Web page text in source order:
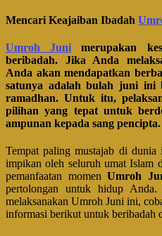
Mencari Keajaiban Ibadah
Umroh Juni merupakan
beribadah. Jika Anda
Anda akan mendapatkan
satunya adalah bulah juni ini
ramadhan. Untuk itu,
pilihan yang tepat untuk
ampunan kepada sang pencipta.
Tempat paling mustajab di
impikan oleh seluruh umat Islam
pemanfaatan momenUmroh
pertolongan untuk hidup
melaksanakan Umroh Juni ini,
informasi berikut untuk beribadah